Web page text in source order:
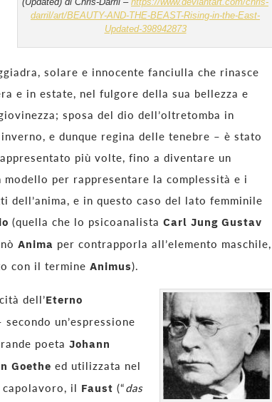
darril/art/BEAUTY-AND-THE-BEAST-Rising-in-the-East-
Updated-398942873
solare e innocente fanciulla che rinasce
e in estate, nel fulgore della sua bellezza e
sposa del dio dell’oltretomba in
e dunque regina delle tenebre – è stato
più volte, fino a diventare un
modello per rappresentare la complessità e i
dell’anima, e in questo caso del lato femminile
(quella che lo psicoanalista Carl Jung Gustav
Anima per contrapporla all’elemento maschile,
con il termine Animus).
dell’Eterno
secondo un’espressione
poeta Johann
Goethe ed utilizzata nel
capolavoro, il Faust (“das